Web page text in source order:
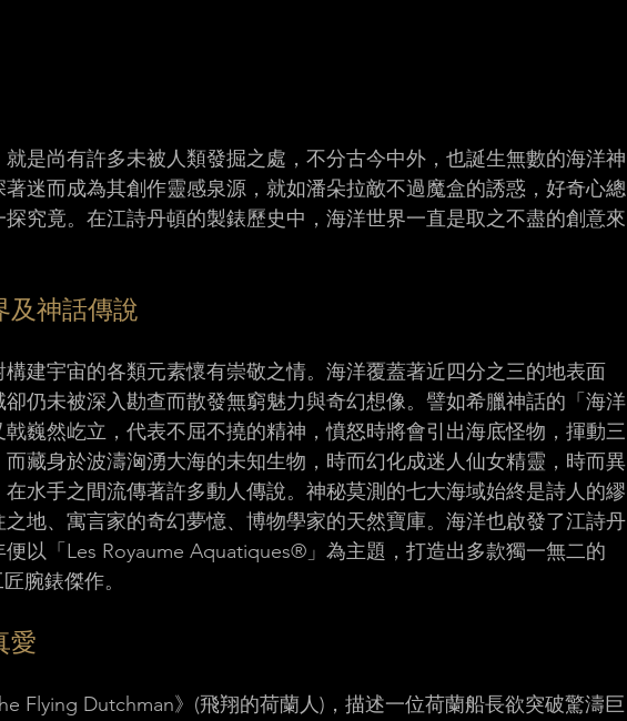
是尚有許多未被人類發掘之處，不分古今中外，也誕生無數的海洋神
迷而成為其創作靈感泉源，就如潘朵拉敵不過魔盒的誘惑，好奇心總
究竟。在江詩丹頓的製錶歷史中，海洋世界一直是取之不盡的創意來
及神話傳說
建宇宙的各類元素懷有崇敬之情。海洋覆蓋著近四分之三的地表面
仍未被深入勘查而散發無窮魅力與奇幻想像。譬如希臘神話的「海洋
巍然屹立，代表不屈不撓的精神，憤怒時將會引出海底怪物，揮動三
藏身於波濤洶湧大海的未知生物，時而幻化成迷人仙女精靈，時而異
水手之間流傳著許多動人傳說。神秘莫測的七大海域始終是詩人的繆
地、寓言家的奇幻夢憶、博物學家的天然寶庫。海洋也啟發了江詩丹
便以「Les Royaume Aquatiques®」為主題，打造出多款獨一無二的
腕錶傑作。
愛
Flying Dutchman》(飛翔的荷蘭人)，描述一位荷蘭船長欲突破驚濤巨